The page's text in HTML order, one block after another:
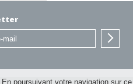
En poursuivant votre navigation sur